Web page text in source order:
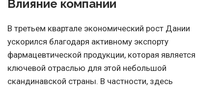
Влияние компании
В третьем квартале экономический рост Дании
ускорился благодаря активному экспорту
фармацевтической продукции, которая является
ключевой отраслью для этой небольшой
скандинавской страны. В частности, здесь